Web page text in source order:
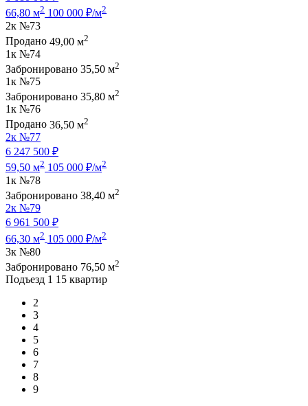
66,80 м2 100 000 ₽/м2
2к №73
Продано 49,00 м2
1к №74
Забронировано 35,50 м2
1к №75
Забронировано 35,80 м2
1к №76
Продано 36,50 м2
2к №77
6 247 500 ₽
59,50 м2 105 000 ₽/м2
1к №78
Забронировано 38,40 м2
2к №79
6 961 500 ₽
66,30 м2 105 000 ₽/м2
3к №80
Забронировано 76,50 м2
Подъезд 1 15 квартир
2
3
4
5
6
7
8
9